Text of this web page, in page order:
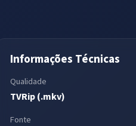
Informações Técnicas
Qualidade
TVRip (.mkv)
Fonte